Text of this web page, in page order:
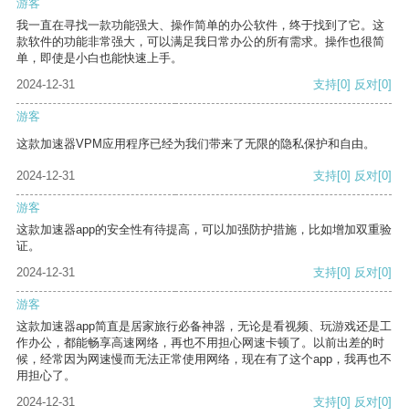
游客
我一直在寻找一款功能强大、操作简单的办公软件，终于找到了它。这
款软件的功能非常强大，可以满足我日常办公的所有需求。操作也很简
单，即使是小白也能快速上手。
2024-12-31
支持[0] 反对[0]
游客
这款加速器VPM应用程序已经为我们带来了无限的隐私保护和自由。
2024-12-31 支持[0] 反对[0]
游客
这款加速器app的安全性有待提高，可以加强防护措施，比如增加双重验
证。
2024-12-31
支持[0] 反对[0]
游客
这款加速器app简直是居家旅行必备神器，无论是看视频、玩游戏还是工
作办公，都能畅享高速网络，再也不用担心网速卡顿了。以前出差的时
候，经常因为网速慢而无法正常使用网络，现在有了这个app，我再也不
用担心了。
2024-12-31
支持[0] 反对[0]